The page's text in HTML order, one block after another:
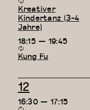
Kreativer
Kindertanz (3-4
Jahre)
18:15— 19:45
Kung Fu
3
12
16:30— 17:15